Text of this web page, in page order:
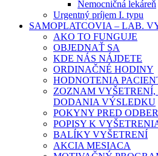
Nemocničná lekáreň
Urgentný príjem I. typu
SAMOPLATCOVIA – LAB.
AKO TO FUNGUJE
OBJEDNAŤ SA
KDE NÁS NÁJDETE
ORDINAČNÉ HODINY
HODNOTENIA
ZOZNAM
DODANIA VÝSLEDKU
POKYNY PRED
POPISY K
BALÍKY VYŠETRENÍ
AKCIA MESIACA